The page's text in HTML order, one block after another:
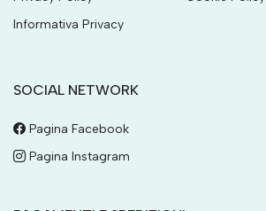
Informativa Privacy
SOCIAL NETWORK
Pagina Facebook
Pagina Instagram